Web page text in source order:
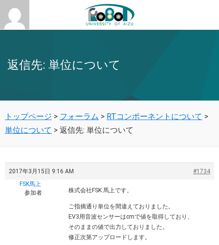
返信先: 単位について
トップページ > フォーラム > RTコンポーネントについて >
単位について > 返信先: 単位について
2017年3月15日 9:16 AM
#1734
FSK馬上
参加者
株式会社FSK 馬上です。
ご指摘通り単位を間違えておりました。
EV3用音波センサーはcmで値を取得しており、
そのままの値で出力しておりました。
修正次第アップロードします。